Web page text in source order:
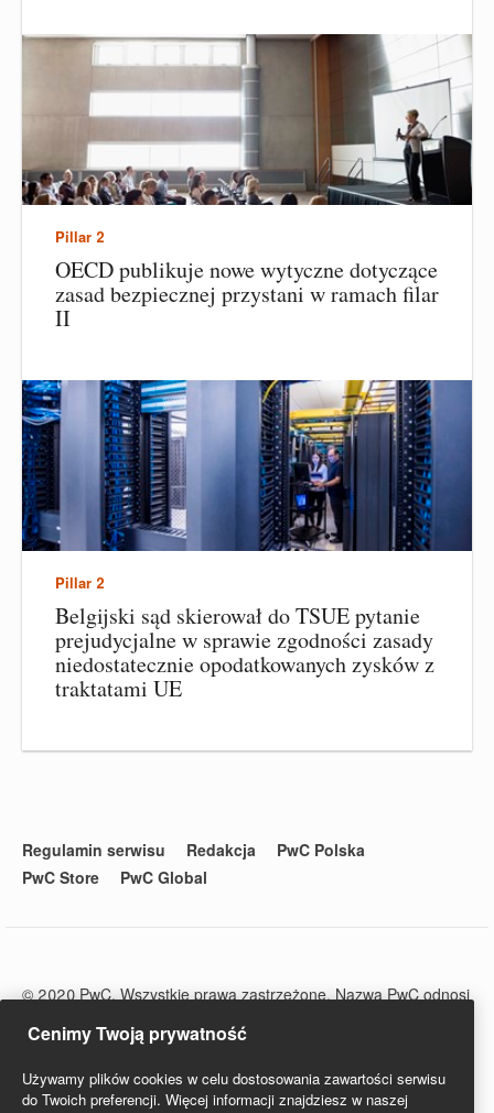
Pillar 2
OECD publikuje nowe wytyczne dotyczące
zasad bezpiecznej przystani w ramach filar
II
Pillar 2
Belgijski sąd skierował do TSUE pytanie
prejudycjalne w sprawie zgodności zasady
niedostatecznie opodatkowanych zysków z
traktatami UE
Regulamin serwisu Redakcja
PwC Polska
PwC Store
PwC Global
© 2020 PwC. Wszystkie prawa zastrzeżone. Nazwa PwC odnosi
stanowi odrębny podmiot prawny. Więcej informacji na stronie
PwC Studio - Prawo i Podatki jest zarejestrowanym tytułem
prasowym o numerze ISSN 2719-6151.
Cenimy Twoją prywatność
Używamy plików cookies w celu dostosowania zawartości serwisu
do Twoich preferencji. Więcej informacji znajdziesz w naszej